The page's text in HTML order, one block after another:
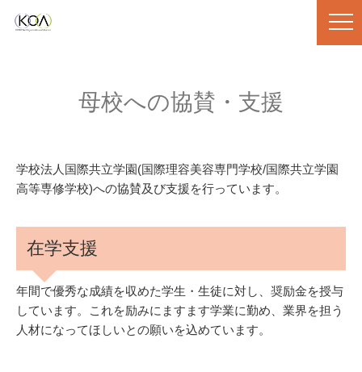
母校への協賛・支援
学校法人国際共立学園(国際理容美容専門学校/国際共立学園
高等専修学校)への協賛及び支援を行っています。
在学支援
年間で優秀な成績を収めた学生・生徒に対し、奨励金を授与
しています。これを励みにますます学業に勤め、業界を担う
人材になってほしいとの願いを込めています。